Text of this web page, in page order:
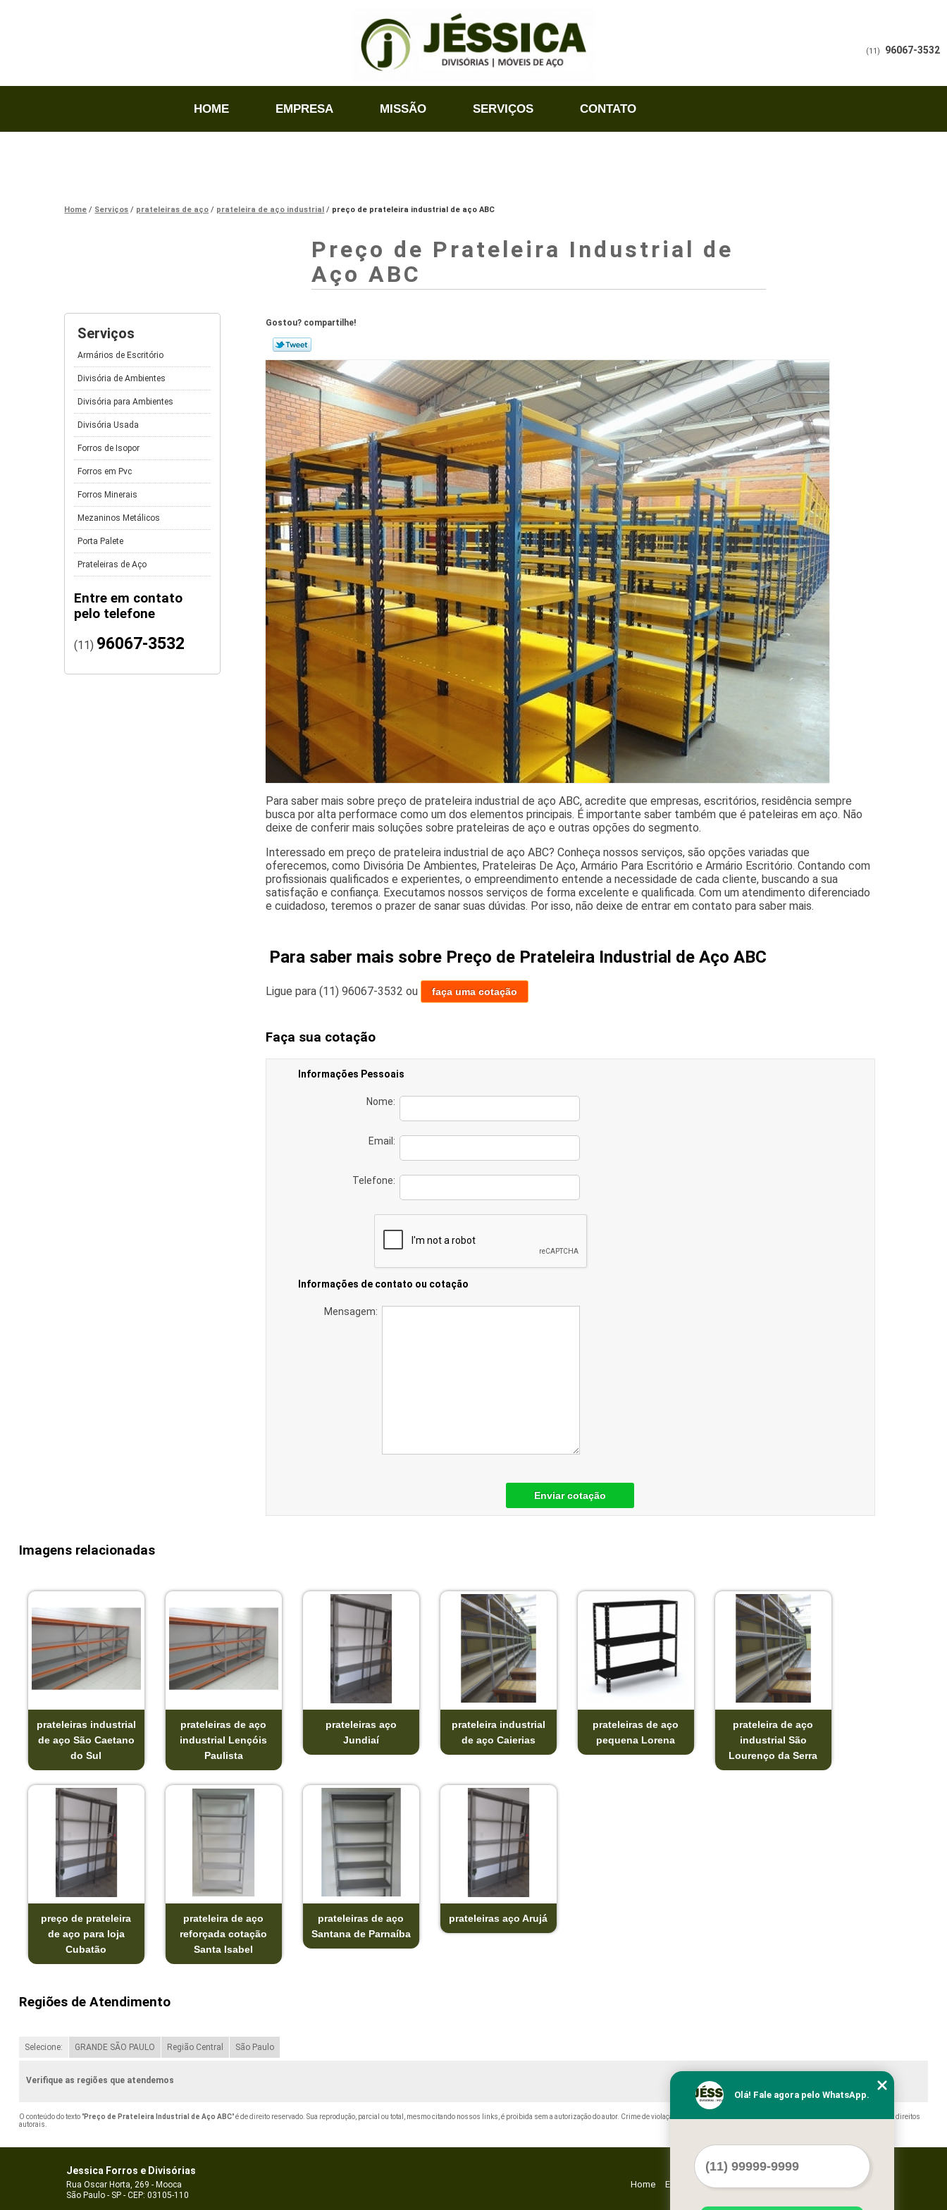
HOME EMPRESA MISSÃO SERVIÇOS CONTATO
(11) 96067-3532
Home Serviços prateleiras de aço prateleira de aço industrial preço de prateleira industrial de aço ABC
Serviços
Armários de Escritório
Divisória de Ambientes
Divisória para Ambientes
Divisória Usada
Forros de Isopor
Forros em Pvc
Forros Minerais
Mezaninos Metálicos
Porta Palete
Prateleiras de Aço
Entre em contato
pelo telefone
(11) 96067-3532
Preço de Prateleira Industrial de
Aço ABC
Gostou? compartilhe!
Para saber mais sobre preço de prateleira industrial de aço ABC, acredite que empresas, escritórios, residência sempre
busca por alta performace como um dos elementos principais. É importante saber também que é pateleiras em aço. Não
deixe de conferir mais soluções sobre prateleiras de aço e outras opções do segmento.
Interessado em preço de prateleira industrial de aço ABC? Conheça nossos serviços, são opções variadas que
oferecemos, como Divisória De Ambientes, Prateleiras De Aço, Armário Para Escritório e Armário Escritório. Contando com
profissionais qualificados e experientes, o empreendimento entende a necessidade de cada cliente, buscando a sua
satisfação e confiança. Executamos nossos serviços de forma excelente e qualificada. Com um atendimento diferenciado
e cuidadoso, teremos o prazer de sanar suas dúvidas. Por isso, não deixe de entrar em contato para saber mais.
Para saber mais sobre Preço de Prateleira Industrial de Aço ABC
Ligue para(11) 96067-3532 ou faça uma cotação
Faça sua cotação
Informações Pessoais
Nome:
Email:
Telefone:
Informações de contato ou cotação
Mensagem:
Enviar cotação
Imagens relacionadas
prateleiras industrial
de aço São Caetano
do Sul
prateleiras de aço
industrial Lençóis
Paulista
prateleiras aço
Jundiaí
prateleira industrial
de aço Caierias
prateleiras de aço
pequena Lorena
prateleira de aço
industrial São
Lourenço da Serra
preço de prateleira
de aço para loja
Cubatão
prateleira de aço
reforçada cotação
Santa Isabel
prateleiras de aço
Santana de Parnaíba
prateleiras aço Arujá
Regiões de Atendimento
Selecione: GRANDE SÃO PAULO Região Central São Paulo
Verifique as regiões que atendemos
O conteúdo do texto "Preço de Prateleira Industrial de Aço ABC" é de direito reservado. Sua reprodução, parcial ou total, mesmo citando nossos links, é proibida sem a autorização do autor. Crime de violação de direito autoral – artigo 184 do Código Penal –
Lei 9610/98 - Lei de direitos
autorais
Jessica Forros e Divisórias
Rua Oscar Horta, 269 - Mooca
São Paulo - SP - CEP: 03105-110
Home Empresa Missão Mapa do site
Olá! Fale agora pelo WhatsApp.